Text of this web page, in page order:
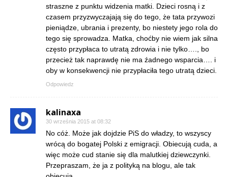
straszne z punktu widzenia matki. Dzieci rosną i z
czasem przyzwyczajają się do tego, że tata przywozi
pieniądze, ubrania i prezenty, bo niestety jego rola do
tego się sprowadza. Matka, choćby nie wiem jak silna
często przypłaca to utratą zdrowia i nie tylko…., bo
przecież tak naprawdę nie ma źadnego wsparcia…. i
oby w konsekwencji nie przypłaciła tego utratą dzieci.
Odpowiedz
kalinaxa
30 września 2015 at 08:32
No cóż. Może jak dojdzie PiS do władzy, to wszyscy
wrócą do bogatej Polski z emigracji. Obiecują cuda, a
więc może cud stanie się dla malutkiej dziewczynki.
Przepraszam, że ja z polityką na blogu, ale tak